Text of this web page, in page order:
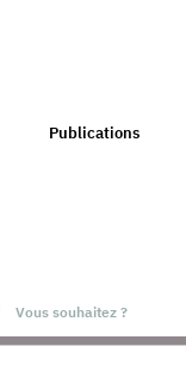
Publications